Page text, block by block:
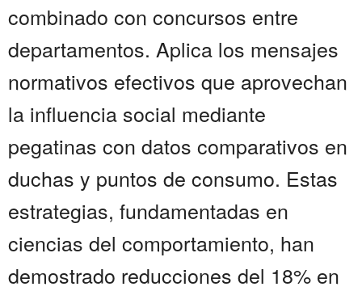
combinado con concursos entre
departamentos. Aplica los mensajes
normativos efectivos que aprovechan
la influencia social mediante
pegatinas con datos comparativos en
duchas y puntos de consumo. Estas
estrategias, fundamentadas en
ciencias del comportamiento, han
demostrado reducciones del 18% en